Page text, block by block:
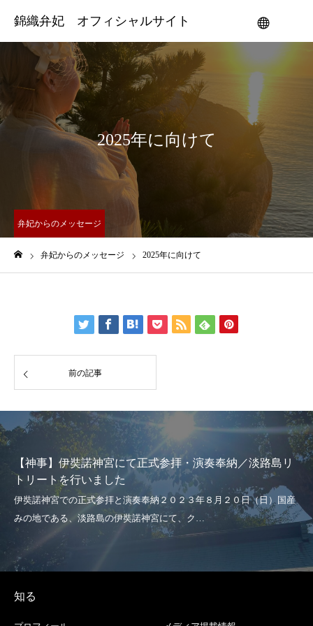
錦織弁妃 オフィシャルサイト
2025年に向けて
弁妃からのメッセージ
弁妃からのメッセージ 2025年に向けて
前の記事
【神事】伊奘諾神宮にて正式参拝・演奏奉納／淡路島リ
トリートを行いました
知る